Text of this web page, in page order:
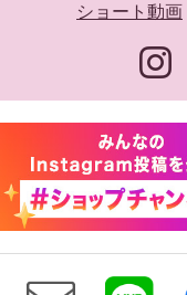
ショート動画